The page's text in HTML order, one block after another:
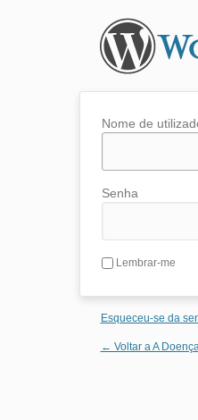
Nome de
Senha
Lembrar-me
Esqueceu-se da
← Voltar a A